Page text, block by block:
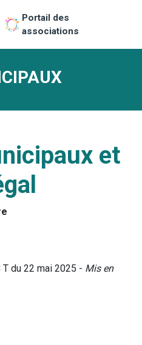
Portail des
associations
et
du 22 mai 2025 - Mis en